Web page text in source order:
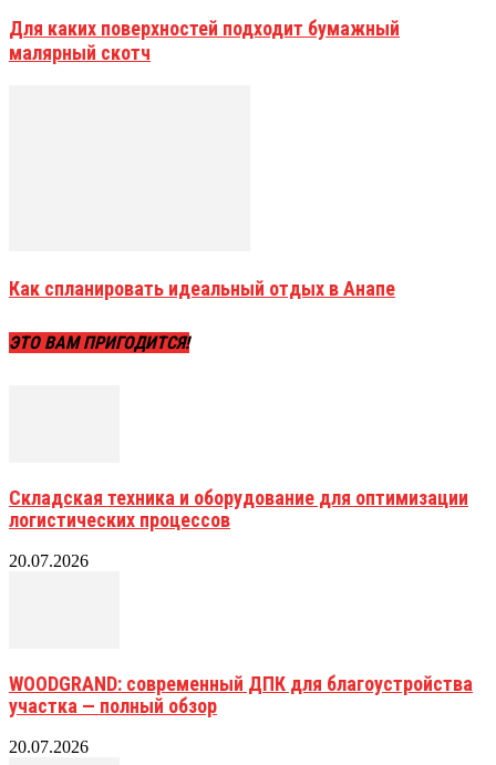
Для каких поверхностей подходит бумажный
малярный скотч
Как спланировать идеальный отдых в Анапе
ЭТО ВАМ ПРИГОДИТСЯ!
Складская техника и оборудование для оптимизации
логистических процессов
20.07.2026
WOODGRAND: современный ДПК для благоустройства
участка — полный обзор
20.07.2026